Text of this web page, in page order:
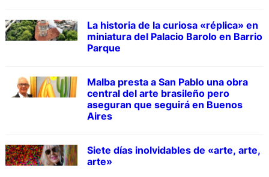
La historia de la curiosa «réplica» en
miniatura del Palacio Barolo en Barrio
Parque
Malba presta a San Pablo una obra
central del arte brasileño pero
aseguran que seguirá en Buenos
Aires
Siete días inolvidables de «arte, arte,
arte»